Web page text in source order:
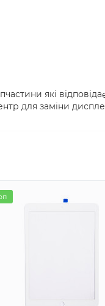
які
для заміни